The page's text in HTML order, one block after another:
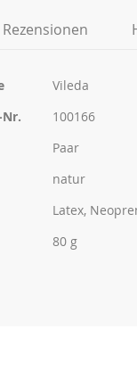
Vileda
100166
Paar
natur
Latex,
80 g
Rezensionen